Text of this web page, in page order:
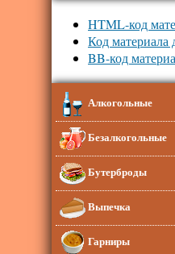
HTML-код
Код материала
BB-код
Алкогольные
Безалкогольные
Бутерброды
Выпечка
Гарниры